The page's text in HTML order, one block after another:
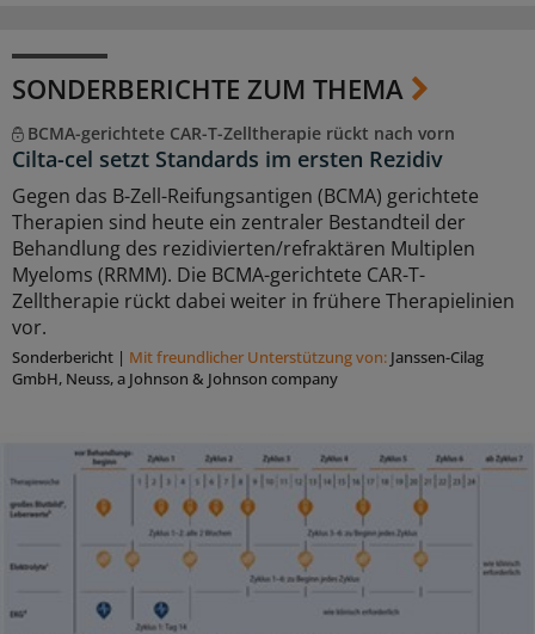
SONDERBERICHTE ZUM THEMA
BCMA-gerichtete CAR-T-Zelltherapie rückt nach vorn
Cilta-cel setzt Standards im ersten Rezidiv
Gegen das B-Zell-Reifungsantigen (BCMA) gerichtete
Therapien sind heute ein zentraler Bestandteil der
Behandlung des rezidivierten/refraktären Multiplen
Myeloms (RRMM). Die BCMA-gerichtete CAR-T-
Zelltherapie rückt dabei weiter in frühere Therapielinien
vor.
Sonderbericht | Mit freundlicher Unterstützung von: Janssen-Cilag
GmbH, Neuss, a Johnson & Johnson company